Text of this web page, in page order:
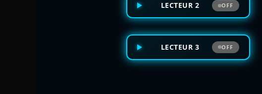
LECTEUR 2 OFF
LECTEUR 3 OFF